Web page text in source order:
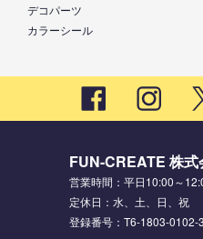
デコパーツ
カラーシール
FUN-CREATE 株式
営業時間：平日10:00～
定休日：水、土、日、祝
登録番号：T6-1803-0102-